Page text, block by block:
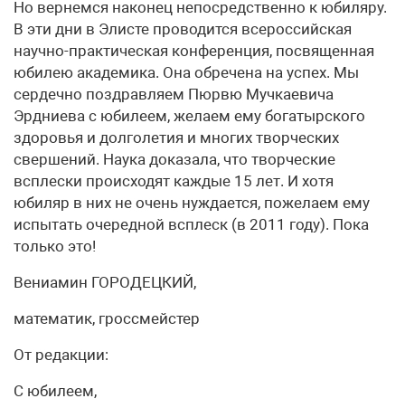
Но вернемся наконец непосредственно к юбиляру.
В эти дни в Элисте проводится всероссийская
научно-практическая конференция, посвященная
юбилею академика. Она обречена на успех. Мы
сердечно поздравляем Пюрвю Мучкаевича
Эрдниева с юбилеем, желаем ему богатырского
здоровья и долголетия и многих творческих
свершений. Наука доказала, что творческие
всплески происходят каждые 15 лет. И хотя
юбиляр в них не очень нуждается, пожелаем ему
испытать очередной всплеск (в 2011 году). Пока
только это!
Вениамин ГОРОДЕЦКИЙ,
математик, гроссмейстер
От редакции:
С юбилеем,